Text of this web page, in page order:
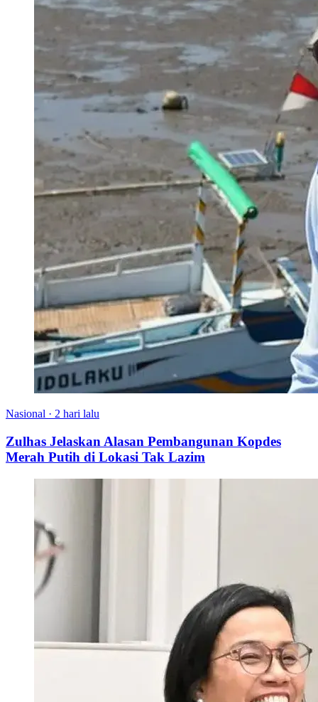
Nasional · 2 hari lalu
Zulhas Jelaskan Alasan Pembangunan Kopdes
Merah Putih di Lokasi Tak Lazim